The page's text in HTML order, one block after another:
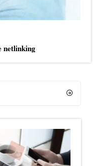
netlinking